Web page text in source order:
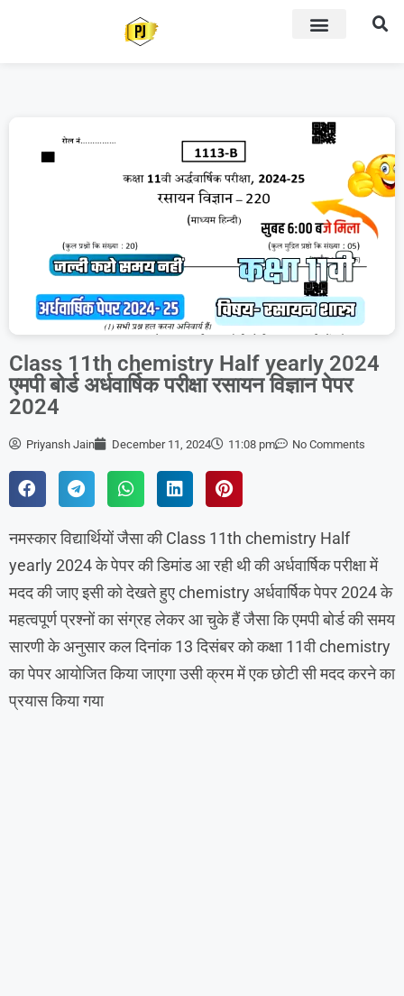
Class 11th chemistry Half yearly 2024
एमपी बोर्ड अर्धवार्षिक परीक्षा रसायन विज्ञान पेपर
2024
Priyansh Jain December 11, 2024 11:08 pm No Comments
नमस्कार विद्यार्थियों जैसा की Class 11th chemistry Half
yearly 2024 के पेपर की डिमांड आ रही थी की अर्धवार्षिक परीक्षा में
मदद की जाए इसी को देखते हुए chemistry अर्धवार्षिक पेपर 2024 के
महत्वपूर्ण प्रश्नों का संग्रह लेकर आ चुके हैं जैसा कि एमपी बोर्ड की समय
सारणी के अनुसार कल दिनांक 13 दिसंबर को कक्षा 11वी chemistry
का पेपर आयोजित किया जाएगा उसी क्रम में एक छोटी सी मदद करने का
प्रयास किया गया